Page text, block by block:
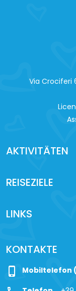
Via Crociferi
AKTIVITÄTEN
REISEZIELE
LINKS
KONTAKTE
phone_iphone Mobiltelefon